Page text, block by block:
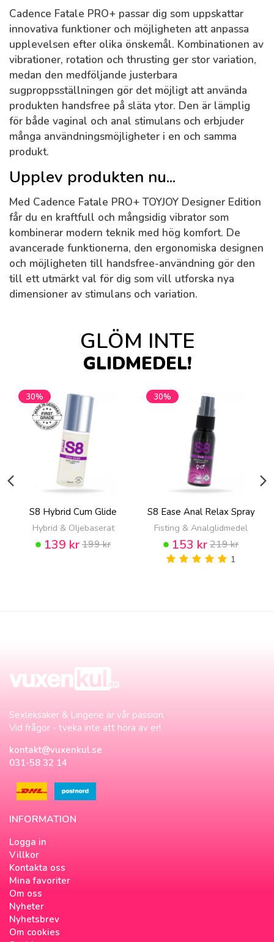
Cadence Fatale PRO+ passar dig som uppskattar
innovativa funktioner och möjligheten att anpassa
upplevelsen efter olika önskemål. Kombinationen av
vibrationer, rotation och thrusting ger stor variation,
medan den medföljande justerbara
sugproppsställningen gör det möjligt att använda
produkten handsfree på släta ytor. Den är lämplig
för både vaginal och anal stimulans och erbjuder
många användningsmöjligheter i en och samma
produkt.
Upplev produkten nu...
Med Cadence Fatale PRO+ TOYJOY Designer Edition
får du en kraftfull och mångsidig vibrator som
kombinerar modern teknik med hög komfort. De
avancerade funktionerna, den ergonomiska designen
och möjligheten till handsfree-användning gör den
till ett utmärkt val för dig som vill utforska nya
dimensioner av stimulans och variation.
GLÖM INTE
GLIDMEDEL!
30%
S8 Hybrid Cum Glide
Hybrid & Oljebaserat
139 kr199 kr
30%
S8 Ease Anal Relax Spray
Fisting & Analglidmedel
153 kr219 kr
1
Sexleksaker & Lingerie är vår passion.
Vid frågor - tveka inte att höra av er!
kontakt@vuxenkul.se
031-58 32 14
INFORMATION
Logga in
Villkor
Kontakta oss
Mina favoriter
Om oss
Nyheter
Nyhetsbrev
Om cookies